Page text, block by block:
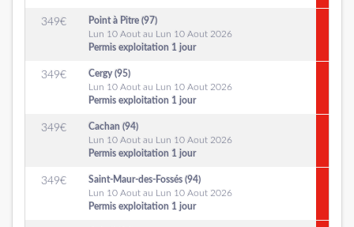
349€
Point à Pitre (97)
Lun 10 Aout au Lun 10 Aout 2026
Permis exploitation 1 jour
349€
Cergy (95)
Lun 10 Aout au Lun 10 Aout 2026
Permis exploitation 1 jour
349€
Cachan (94)
Lun 10 Aout au Lun 10 Aout 2026
Permis exploitation 1 jour
349€
Saint-Maur-des-Fossés (94)
Lun 10 Aout au Lun 10 Aout 2026
Permis exploitation 1 jour